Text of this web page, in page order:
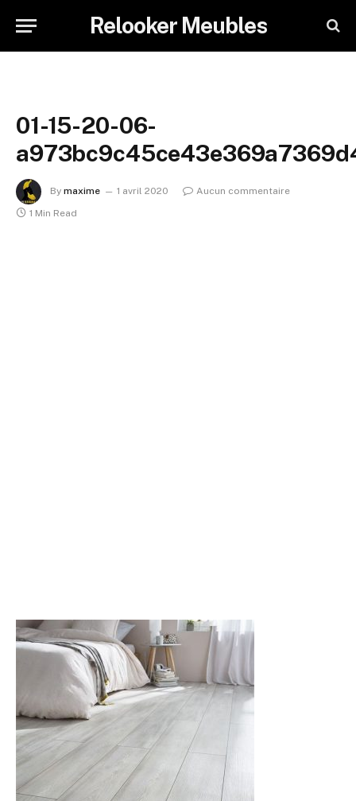
Relooker Meubles
01-15-20-06-
By maxime 1 avril 2020
Aucun commentaire
1 Min Read